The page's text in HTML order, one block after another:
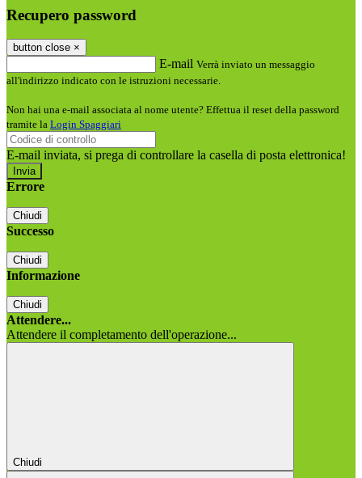
Recupero password
button close ×
E-mail Verrà inviato un messaggio
all'indirizzo indicato con le istruzioni necessarie.
Non hai una e-mail associata al nome utente? Effettua il reset della password
tramite la Login Spaggiari
E-mail inviata, si prega di controllare la casella di posta elettronica!
Errore
Chiudi
Successo
Chiudi
Informazione
Chiudi
Attendere...
Attendere il completamento dell'operazione...
Chiudi